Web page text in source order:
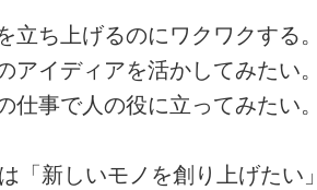
立ち上げるのにワクワクする。
アイディアを活かしてみたい。
仕事で人の役に立ってみたい。
「新しいモノを創り上げたい